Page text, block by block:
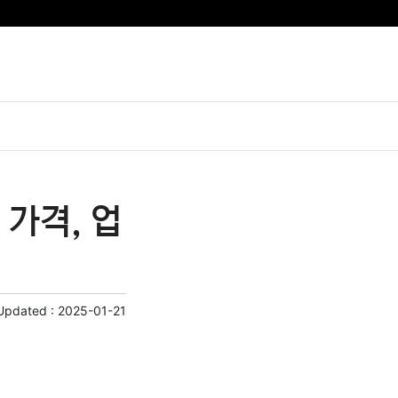
격, 업
: 2025-01-21